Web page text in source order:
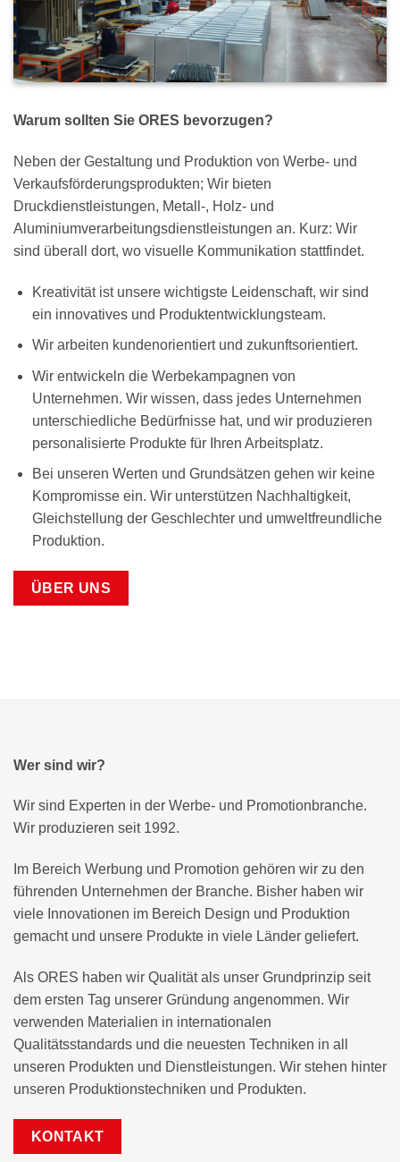
Warum sollten Sie ORES bevorzugen?
Neben der Gestaltung und Produktion von Werbe- und
Verkaufsförderungsprodukten; Wir bieten
Druckdienstleistungen, Metall-, Holz- und
Aluminiumverarbeitungsdienstleistungen an. Kurz: Wir
sind überall dort, wo visuelle Kommunikation stattfindet.
Kreativität ist unsere wichtigste Leidenschaft, wir sind
ein innovatives und Produktentwicklungsteam.
Wir arbeiten kundenorientiert und zukunftsorientiert.
Wir entwickeln die Werbekampagnen von
Unternehmen. Wir wissen, dass jedes Unternehmen
unterschiedliche Bedürfnisse hat, und wir produzieren
personalisierte Produkte für Ihren Arbeitsplatz.
Bei unseren Werten und Grundsätzen gehen wir keine
Kompromisse ein. Wir unterstützen Nachhaltigkeit,
Gleichstellung der Geschlechter und umweltfreundliche
Produktion.
ÜBER UNS
Wer sind wir?
Wir sind Experten in der Werbe- und Promotionbranche.
Wir produzieren seit 1992.
Im Bereich Werbung und Promotion gehören wir zu den
führenden Unternehmen der Branche. Bisher haben wir
viele Innovationen im Bereich Design und Produktion
gemacht und unsere Produkte in viele Länder geliefert.
Als ORES haben wir Qualität als unser Grundprinzip seit
dem ersten Tag unserer Gründung angenommen. Wir
verwenden Materialien in internationalen
Qualitätsstandards und die neuesten Techniken in all
unseren Produkten und Dienstleistungen. Wir stehen hinter
unseren Produktionstechniken und Produkten.
KONTAKT